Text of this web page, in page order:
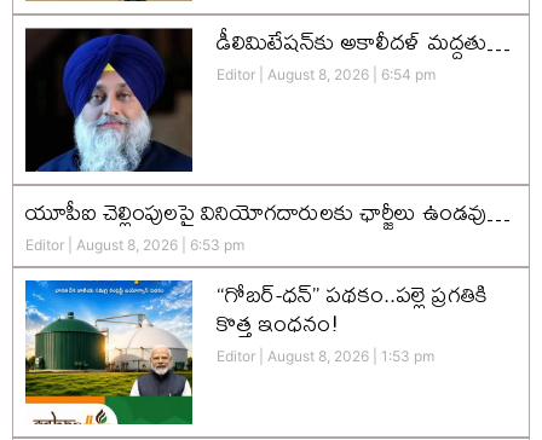
డీలిమిటేషన్‌కు అకాలీదళ్‌ మద్దతు…
Editor August 8, 2026 6:54 pm
యూపీఐ చెల్లింపులపై వినియోగదారులకు ఛార్జీలు ఉండవు…
Editor August 8, 2026 6:53 pm
“గోబర్-ధన్” పథకం..పల్లె ప్రగతికి
కొత్త ఇంధనం!
Editor August 8, 2026 1:53 pm